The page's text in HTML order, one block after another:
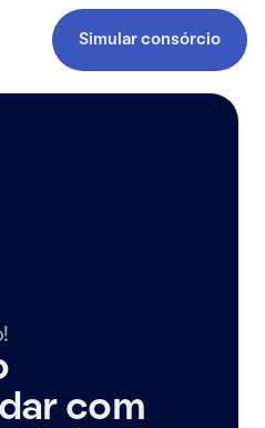
Simular consórcio
com